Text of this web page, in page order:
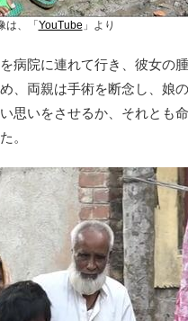
は、「 YouTube 」より
病院に連れて行き、彼女の
、両親は手術を断念し、娘
思いをさせるか、それとも
。